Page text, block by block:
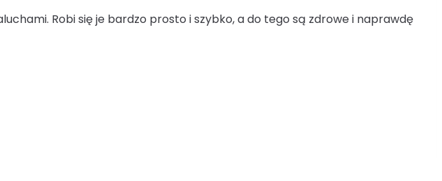
Robi się je bardzo prosto i szybko, a do tego są zdrowe i naprawdę